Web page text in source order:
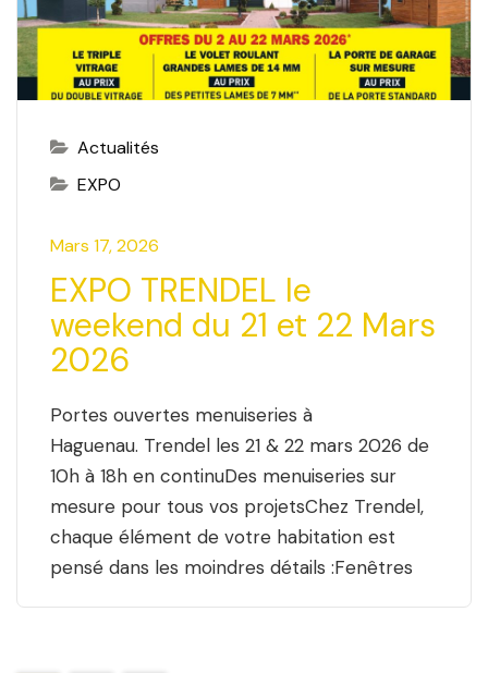
Actualités
EXPO
Mars 17, 2026
EXPO TRENDEL le
weekend du 21 et 22 Mars
2026
Portes ouvertes menuiseries à
Haguenau. Trendel les 21 & 22 mars 2026 de
10h à 18h en continuDes menuiseries sur
mesure pour tous vos projetsChez Trendel,
chaque élément de votre habitation est
pensé dans les moindres détails :Fenêtres